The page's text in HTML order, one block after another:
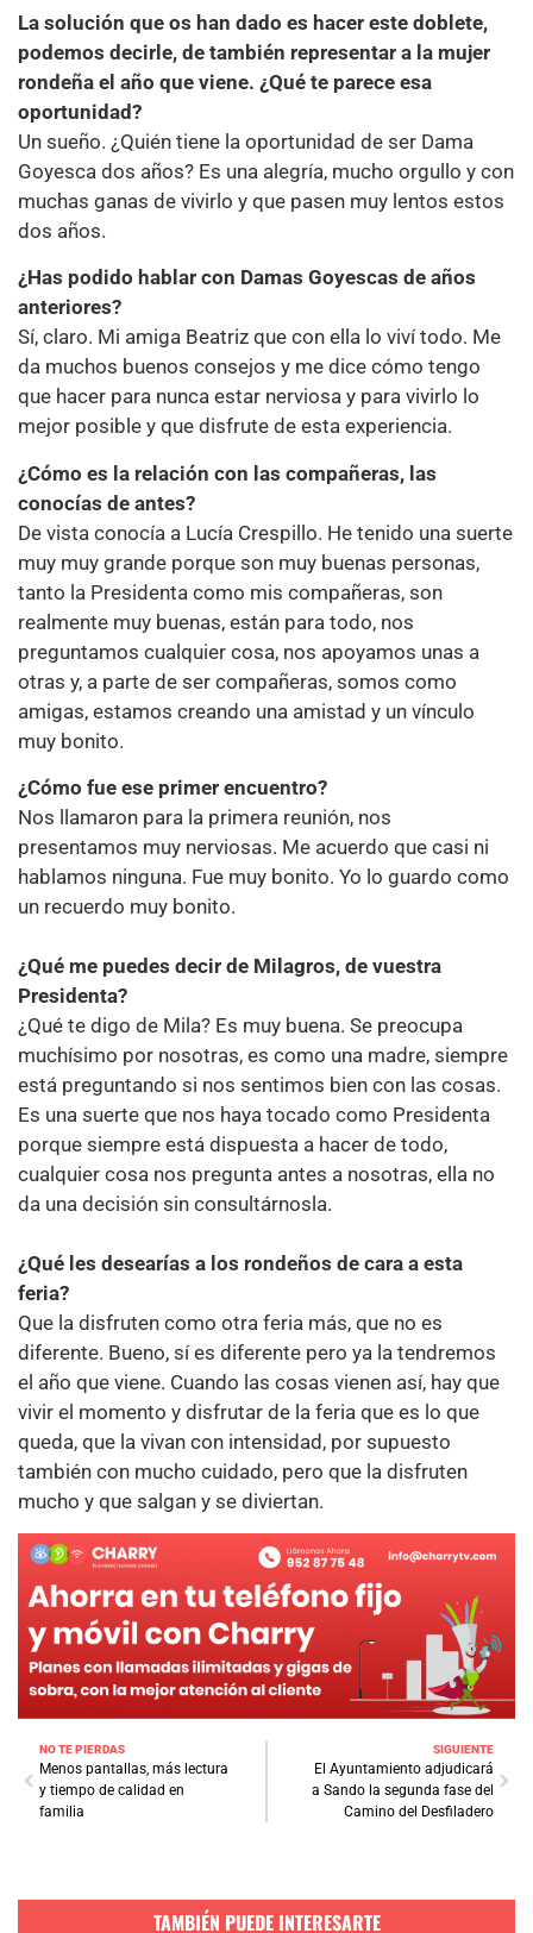
La solución que os han dado es hacer este doblete,
podemos decirle, de también representar a la mujer
rondeña el año que viene. ¿Qué te parece esa
oportunidad?
Un sueño. ¿Quién tiene la oportunidad de ser Dama
Goyesca dos años? Es una alegría, mucho orgullo y con
muchas ganas de vivirlo y que pasen muy lentos estos
dos años.
¿Has podido hablar con Damas Goyescas de años
anteriores?
Sí, claro. Mi amiga Beatriz que con ella lo viví todo. Me
da muchos buenos consejos y me dice cómo tengo
que hacer para nunca estar nerviosa y para vivirlo lo
mejor posible y que disfrute de esta experiencia.
¿Cómo es la relación con las compañeras, las
conocías de antes?
De vista conocía a Lucía Crespillo. He tenido una suerte
muy muy grande porque son muy buenas personas,
tanto la Presidenta como mis compañeras, son
realmente muy buenas, están para todo, nos
preguntamos cualquier cosa, nos apoyamos unas a
otras y, a parte de ser compañeras, somos como
amigas, estamos creando una amistad y un vínculo
muy bonito.
¿Cómo fue ese primer encuentro?
Nos llamaron para la primera reunión, nos
presentamos muy nerviosas. Me acuerdo que casi ni
hablamos ninguna. Fue muy bonito. Yo lo guardo como
un recuerdo muy bonito.
¿Qué me puedes decir de Milagros, de vuestra
Presidenta?
¿Qué te digo de Mila? Es muy buena. Se preocupa
muchísimo por nosotras, es como una madre, siempre
está preguntando si nos sentimos bien con las cosas.
Es una suerte que nos haya tocado como Presidenta
porque siempre está dispuesta a hacer de todo,
cualquier cosa nos pregunta antes a nosotras, ella no
da una decisión sin consultárnosla.
¿Qué les desearías a los rondeños de cara a esta
feria?
Que la disfruten como otra feria más, que no es
diferente. Bueno, sí es diferente pero ya la tendremos
el año que viene. Cuando las cosas vienen así, hay que
vivir el momento y disfrutar de la feria que es lo que
queda, que la vivan con intensidad, por supuesto
también con mucho cuidado, pero que la disfruten
mucho y que salgan y se diviertan.
NO TE PIERDAS
Menos pantallas, más lectura
y tiempo de calidad en
familia
SIGUIENTE
El Ayuntamiento adjudicará
a Sando la segunda fase del
Camino del Desfiladero
TAMBIÉN PUEDE INTERESARTE